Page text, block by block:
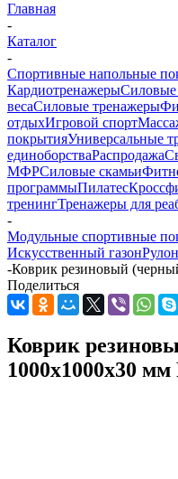
Главная
-
Каталог
-
Спортивные напольные
КардиотренажерыСиловые
весаСиловые тренажеры
отдыхИгровой спорт
покрытияУниверсальные
единоборстваРаспродажа
МФРСиловые скамьи
программыПилатес
тренингТренажеры для
-
Модульные спортивные
Искусственный газон
-Коврик резиновый
Поделиться
Коврик
1000x1000x30